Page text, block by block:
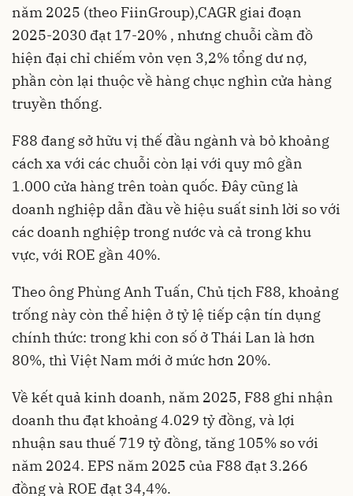
năm 2025 (theo FiinGroup),CAGR giai đoạn
2025-2030 đạt 17-20% , nhưng chuỗi cầm đồ
hiện đại chỉ chiếm vỏn vẹn 3,2% tổng dư nợ,
phần còn lại thuộc về hàng chục nghìn cửa hàng
truyền thống.
F88 đang sở hữu vị thế đầu ngành và bỏ khoảng
cách xa với các chuỗi còn lại với quy mô gần
1.000 cửa hàng trên toàn quốc. Đây cũng là
doanh nghiệp dẫn đầu về hiệu suất sinh lời so với
các doanh nghiệp trong nước và cả trong khu
vực, với ROE gần 40%.
Theo ông Phùng Anh Tuấn, Chủ tịch F88, khoảng
trống này còn thể hiện ở tỷ lệ tiếp cận tín dụng
chính thức: trong khi con số ở Thái Lan là hơn
80%, thì Việt Nam mới ở mức hơn 20%.
Về kết quả kinh doanh, năm 2025, F88 ghi nhận
doanh thu đạt khoảng 4.029 tỷ đồng, và lợi
nhuận sau thuế 719 tỷ đồng, tăng 105% so với
năm 2024. EPS năm 2025 của F88 đạt 3.266
đồng và ROE đạt 34,4%.